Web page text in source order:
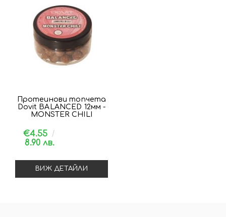
Протеинови топчета
Dovit BALANCED 12мм -
MONSTER CHILI
€4.55
8.90 лв.
ВИЖ ДЕТАЙЛИ